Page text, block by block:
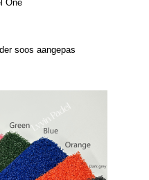
One
soos aangepas